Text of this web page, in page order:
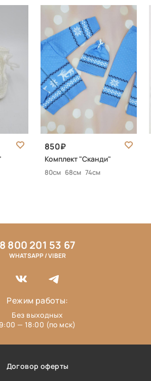
850
Комплект "Сканди"
80см 68см 74см
Договор оферты
8 800 201 53 67
WHATSAPP / VIBER
Режим работы:
Без выходных
9:00 — 18:00 (по мск)